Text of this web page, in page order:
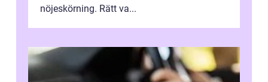
nöjeskörning. Rätt va...